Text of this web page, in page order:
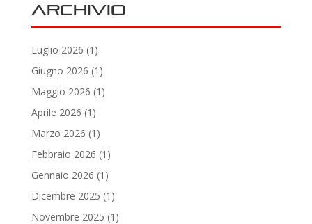
Archivio
Luglio 2026 (1)
Giugno 2026 (1)
Maggio 2026 (1)
Aprile 2026 (1)
Marzo 2026 (1)
Febbraio 2026 (1)
Gennaio 2026 (1)
Dicembre 2025 (1)
Novembre 2025 (1)